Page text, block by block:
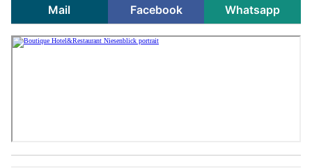
Mail
Facebook Whatsapp